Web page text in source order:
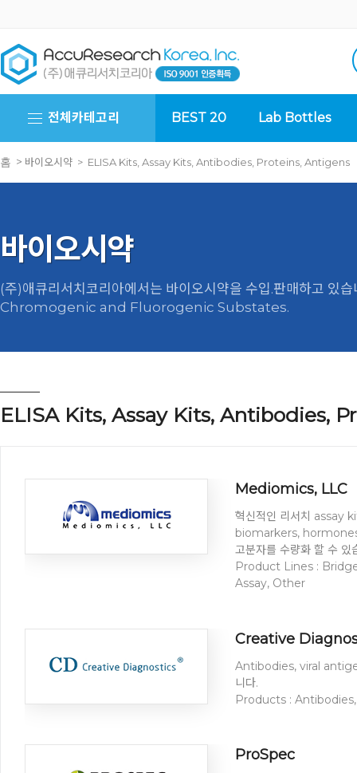
전체카테고리 BEST 20 Lab Bottles
홈 > 바이오시약 > ELISA Kits, Assay Kits, Antibodies, Proteins, Antigens
바이오시약
(주)애큐리서치코리아에서는 바이오시약을 수입.판매하고 있습
Chromogenic and Fluorogenic Substates.
ELISA Kits, Assay Kits, Antibodies,
Mediomics, LLC
혁신적인 리서치 assay
biomarkers,
고분자를 수량화 할 수 있
Product Lines :
Assay, Other
Creative
Antibodies, viral
니다.
Products :
ProSpec